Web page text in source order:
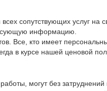
сопутствующих услуг на
информацию.
Все, кто имеет
в курсе нашей ценовой
могут без затруднений